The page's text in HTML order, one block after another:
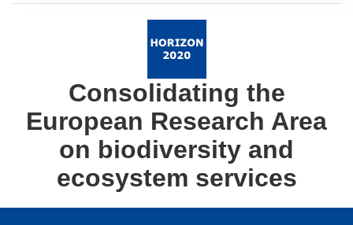
ventana)
Consolidating the
European Research Area
on biodiversity and
ecosystem services